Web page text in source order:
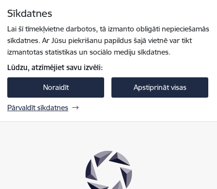
Sīkdatnes
Lai šī tīmekļvietne darbotos, tā izmanto obligāti nepieciešamās
sīkdatnes. Ar Jūsu piekrišanu papildus šajā vietnē var tikt
izmantotas statistikas un sociālo mediju sīkdatnes.
Lūdzu, atzīmējiet savu izvēli:
Noraidīt Apstiprināt visas
Pārvaldīt sīkdatnes